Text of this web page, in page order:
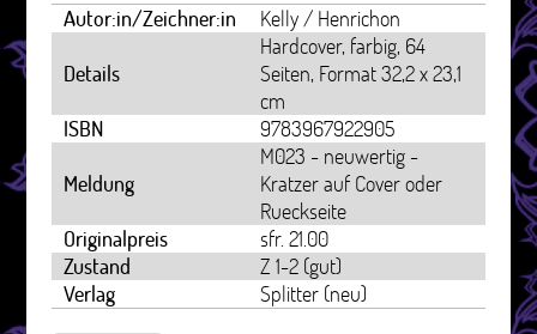
Autor:in/Zeichner:in
Kelly / Henrichon
Details
Hardcover, farbig, 64
Seiten, Format 32,2 x 23,1
cm
ISBN
9783967922905
Meldung
M023 - neuwertig -
Kratzer auf Cover oder
Rueckseite
Originalpreis
sfr. 21.00
Zustand
Z 1-2 (gut)
Verlag
Splitter (neu)